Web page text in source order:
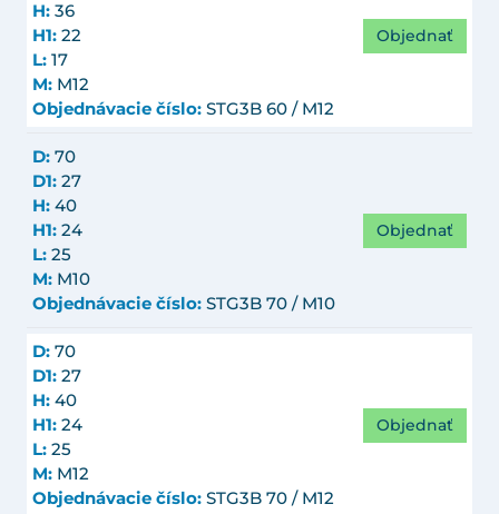
H: 36
H1: 22
L: 17
M: M12
Objednávacie číslo: STG3B 60 / M12
Objednať
D: 70
D1: 27
H: 40
H1: 24
L: 25
M: M10
Objednávacie číslo: STG3B 70 / M10
Objednať
D: 70
D1: 27
H: 40
H1: 24
L: 25
M: M12
Objednávacie číslo: STG3B 70 / M12
Objednať